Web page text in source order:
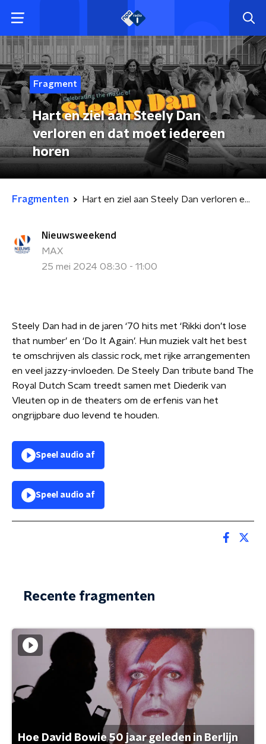
Fragment
Hart en ziel aan Steely Dan
verloren en dat moet iedereen
horen
Fragmenten Hart en ziel aan Steely Dan verloren en dat moet iedereen horen
Nieuwsweekend
MAX
25 mei 2024 08:30 - 11:00
Steely Dan had in de jaren ‘70 hits met ‘Rikki don’t lose
that number’ en ‘Do It Again’. Hun muziek valt het best
te omschrijven als classic rock, met rijke arrangementen
en veel jazzy-invloeden. De Steely Dan tribute band The
Royal Dutch Scam treedt samen met Diederik van
Vleuten op in de theaters om de erfenis van het
ongrijpbare duo levend te houden.
Speel audio af
Speel audio af
Recente fragmenten
Hoe David Bowie 50 jaar geleden in Berlijn